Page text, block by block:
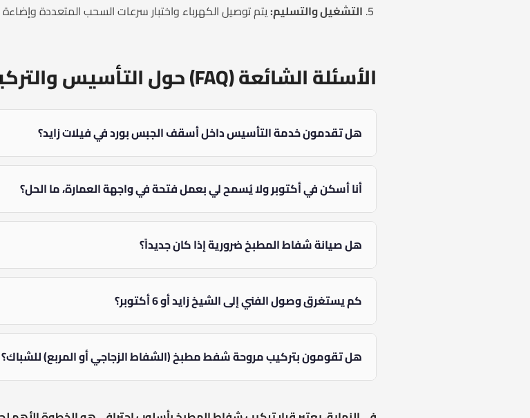
التشغيل والتسليم:يتم توصيل الكهرباء واختبار سرعات السحب المتعددة
الأسئلة الشائعة (FAQ) حول التأسيس والتركيب
هل تقدمون خدمة التأسيس داخل أسقف الجبس بورد في فيلات زايد؟
أنا أسكن في أكتوبر ولا يُسمح لي بعمل فتحة في واجهة العمارة، ما الحل؟
هل صيانة شفاط المطبخ ضرورية إذا كان جديداً؟
كم يستغرق وصول الفني إلى الشيخ زايد أو 6 أكتوبر؟
هل تقومون بتركيب مروحة شفط مطبخ (الشفاط الزجاجي أو المربع) للشباك؟